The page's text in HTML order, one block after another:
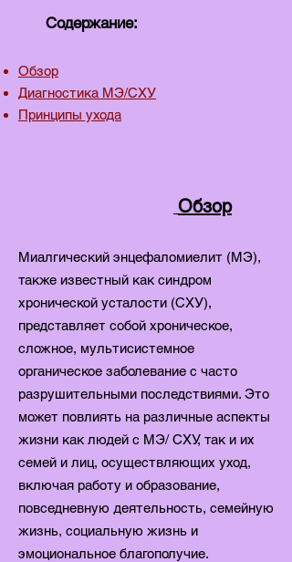
Содержание:
Обзор
Диагностика МЭ/СХУ
Принципы ухода
Обзор
Миалгический энцефаломиелит (МЭ),
также известный как синдром
хронической усталости (СХУ),
представляет собой хроническое,
сложное, мультисистемное
органическое заболевание с часто
разрушительными последствиями. Это
может повлиять на различные аспекты
жизни как людей с MЭ/ CХУ, так и их
семей и лиц, осуществляющих уход,
включая работу и образование,
повседневную деятельность, семейную
жизнь, социальную жизнь и
эмоциональное благополучие.